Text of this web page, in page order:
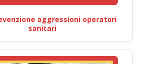
aggressioni operatori
sanitari